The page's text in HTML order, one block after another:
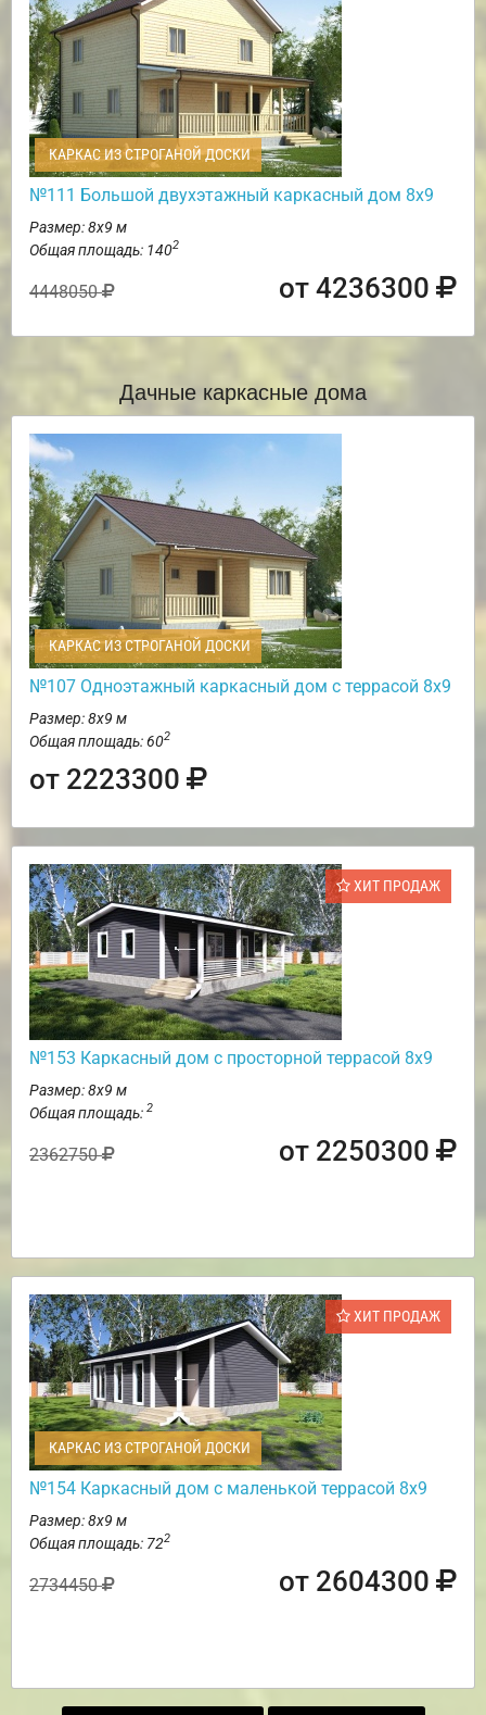
КАРКАС ИЗ СТРОГАНОЙ ДОСКИ
№111 Большой двухэтажный каркасный дом 8х9
Размер: 8х9 м
Общая площадь: 1402
4448050 от 4236300
Дачные каркасные дома
КАРКАС ИЗ СТРОГАНОЙ ДОСКИ
№107 Одноэтажный каркасный дом с террасой 8х9
Размер: 8х9 м
Общая площадь: 602
от 2223300
ХИТ ПРОДАЖ
№153 Каркасный дом с просторной террасой 8х9
Размер: 8х9 м
Общая площадь: 2
2362750 от 2250300
ХИТ ПРОДАЖ
КАРКАС ИЗ СТРОГАНОЙ ДОСКИ
№154 Каркасный дом с маленькой террасой 8х9
Размер: 8х9 м
Общая площадь: 722
2734450 от 2604300